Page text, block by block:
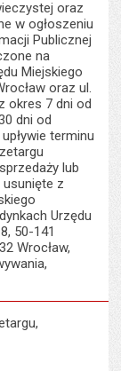
oraz
w ogłoszeniu
Publicznej
na
Miejskiego
oraz ul.
okres 7 dni od
dni od
terminu
lub
z
Urzędu
50-141
Wrocław,